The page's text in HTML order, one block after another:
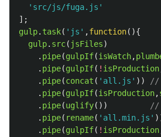
' src/js/fuga.js '
];
gulp. task( ' js ' ,function(){
gulp. src( jsFiles)
. pipe(gulpIf(isWatch,
. pipe(gulpIf( ! isProduction
. pipe(concat ( ' all.js ' ))
//
. pipe(gulpIf(isProduction,
. pipe(uglify())
//
. pipe( rename( ' all.min.js '
. pipe(gulpIf( ! isProduction